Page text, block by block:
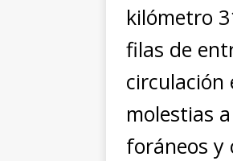
kilómetro
filas de
circulación
molestias
foráneos y